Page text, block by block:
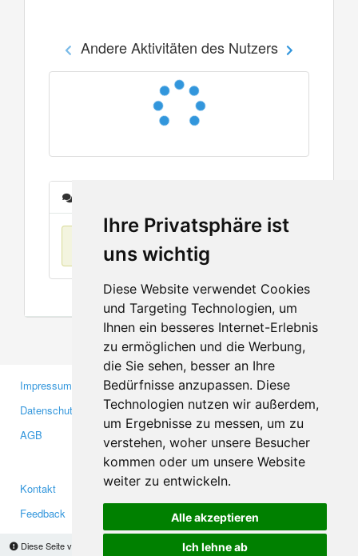
Ihre Privatsphäre ist
uns wichtig
Diese Website verwendet Cookies
und Targeting Technologien, um
Ihnen ein besseres Internet-Erlebnis
zu ermöglichen und die Werbung,
die Sie sehen, besser an Ihre
Bedürfnisse anzupassen. Diese
Technologien nutzen wir außerdem,
um Ergebnisse zu messen, um zu
verstehen, woher unsere Besucher
kommen oder um unsere Website
weiter zu entwickeln.
Alle akzeptieren
Ich lehne ab
Diese Seite verwendet Cookies, um Informationen auf Ihrem Computer zu speichern.
Andere Aktivitäten des Nutzers
Keine Einträge
Impressum
Datenschutzerklärung
AGB
Gewerbetreibende
Investoren
Medien
Kontakt
Feedback
Facebook
Twitter
YouTube